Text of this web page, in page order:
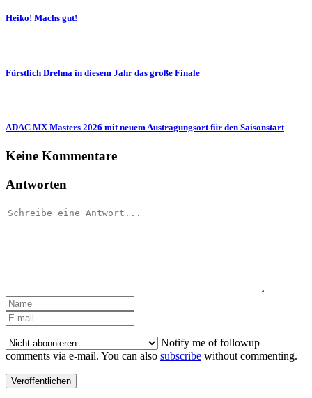
Heiko! Machs gut!
Fürstlich Drehna in diesem Jahr das große Finale
ADAC MX Masters 2026 mit neuem Austragungsort für den Saisonstart
Keine Kommentare
Antworten
Notify me of followup
comments via e-mail. You can also subscribe without commenting.